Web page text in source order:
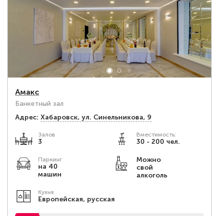
Амакс
Банкетный зал
Адрес: Хабаровск, ул. Синельникова, 9
Залов
3
Вместимость:
30 - 200 чел.
Паркинг
на 40
машин
Можно
свой
алкоголь
Кухня
Европейская, русская